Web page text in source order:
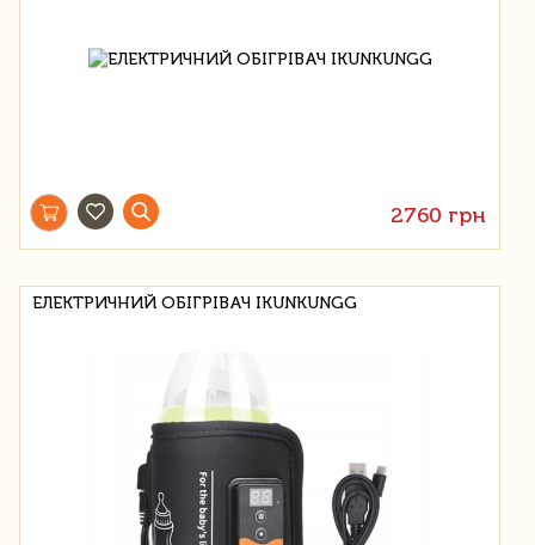
2760 грн
ЕЛЕКТРИЧНИЙ ОБІГРІВАЧ IKUNKUNGG